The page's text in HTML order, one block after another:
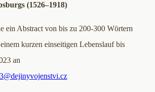
(1526–1918)
ein Abstract von bis zu 200-300 Wörtern
kurzen einseitigen Lebenslauf bis
an